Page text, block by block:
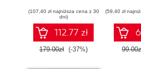
(107,40 zł najniższa cena z 30
dni)
112.77 zł
179.00zł (-37%)
(59,40 zł